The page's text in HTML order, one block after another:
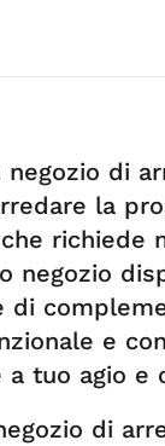
di
la
richiede
negozio
e
tuo agio
di